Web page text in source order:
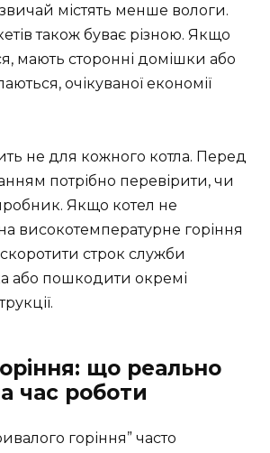
містять менше вологи.
також буває різною. Якщо
мають сторонні домішки або
очікуваної економії
не для кожного котла. Перед
потрібно перевірити, чи
Якщо котел не
високотемпературне горіння
строк служби
або пошкодити окремі
що реально
час роботи
горіння” часто